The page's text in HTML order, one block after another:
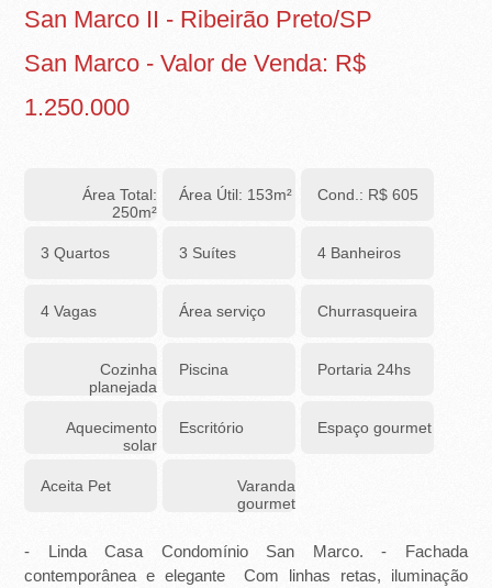
S
E
San Marco II - Ribeirão Preto/SP
San Marco - Valor de Venda: R$
1.250.000
Área Total:
250m²
Área Útil: 153m² Cond.: R$ 605
3 Quartos 3 Suítes 4 Banheiros
4 Vagas Área serviço Churrasqueira
Cozinha
planejada
Piscina Portaria 24hs
Aquecimento
solar
Escritório Espaço gourmet
Aceita Pet
Varanda
gourmet
- Linda Casa Condomínio San Marco. - Fachada
contemporânea e elegante  Com linhas retas, iluminação